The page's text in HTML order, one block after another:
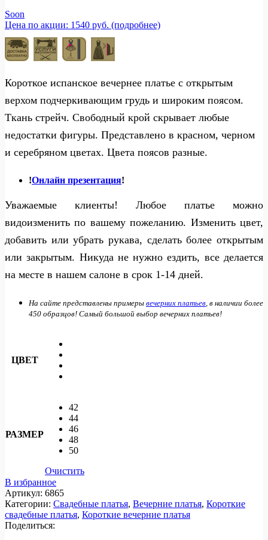
Soon
Цена по акции: 1540 руб. (подробнее)
Короткое испанское вечернее платье с открытым
верхом подчеркивающим грудь и широким поясом.
Ткань стрейч. Свободный крой скрывает любые
недостатки фигуры. Представлено в красном, черном
и серебряном цветах. Цвета поясов разные.
!Онлайн презентация!
Уважаемые клиенты! Любое платье можно
видоизменить по вашему пожеланию. Изменить цвет,
добавить или убрать рукава, сделать более открытым
или закрытым. Никуда не нужно ездить, все делается
на месте в нашем салоне в срок 1-14 дней.
На сайте представлены примеры вечерних платьев , в наличии более
450 образцов! Самый большой выбор вечерних платьев!
ЦВЕТ
РАЗМЕР
42
44
46
48
50
Очистить
В избранное
Артикул: 6865
Категории: Свадебные платья, Вечерние платья, Короткие
свадебные платья, Короткие вечерние платья
Поделиться: